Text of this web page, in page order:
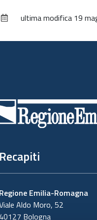
ultima modifica 19
Recapiti
Regione Emilia-Romagna
Aldo Moro, 52
40127 Bologna